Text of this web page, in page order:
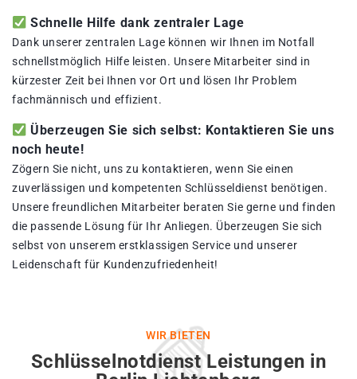
Schnelle Hilfe dank zentraler Lage
Dank unserer zentralen Lage können wir Ihnen im Notfall
schnellstmöglich Hilfe leisten. Unsere Mitarbeiter sind in
kürzester Zeit bei Ihnen vor Ort und lösen Ihr Problem
fachmännisch und effizient.
Überzeugen Sie sich selbst: Kontaktieren Sie uns
noch heute!
Zögern Sie nicht, uns zu kontaktieren, wenn Sie einen
zuverlässigen und kompetenten Schlüsseldienst benötigen.
Unsere freundlichen Mitarbeiter beraten Sie gerne und finden
die passende Lösung für Ihr Anliegen. Überzeugen Sie sich
selbst von unserem erstklassigen Service und unserer
Leidenschaft für Kundenzufriedenheit!
WIR BIETEN
Schlüsselnotdienst Leistungen in